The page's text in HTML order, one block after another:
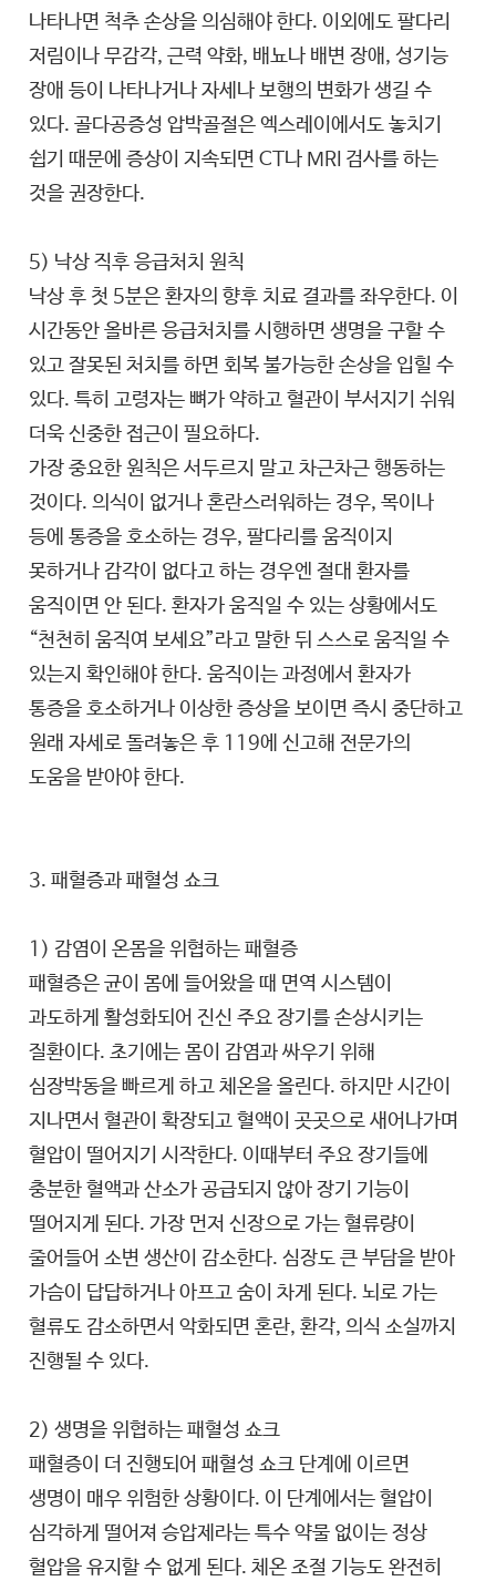
나타나면 척추 손상을 의심해야 한다. 이외에도 팔다리
저림이나 무감각, 근력 약화, 배뇨나 배변 장애, 성기능
장애 등이 나타나거나 자세나 보행의 변화가 생길 수
있다. 골다공증성 압박골절은 엑스레이에서도 놓치기
쉽기 때문에 증상이 지속되면 CT나 MRI 검사를 하는
것을 권장한다.
5) 낙상 직후 응급처치 원칙
낙상 후 첫 5분은 환자의 향후 치료 결과를 좌우한다. 이
시간동안 올바른 응급처치를 시행하면 생명을 구할 수
있고 잘못된 처치를 하면 회복 불가능한 손상을 입힐 수
있다. 특히 고령자는 뼈가 약하고 혈관이 부서지기 쉬워
더욱 신중한 접근이 필요하다.
가장 중요한 원칙은 서두르지 말고 차근차근 행동하는
것이다. 의식이 없거나 혼란스러워하는 경우, 목이나
등에 통증을 호소하는 경우, 팔다리를 움직이지
못하거나 감각이 없다고 하는 경우엔 절대 환자를
움직이면 안 된다. 환자가 움직일 수 있는 상황에서도
“천천히 움직여 보세요”라고 말한 뒤 스스로 움직일 수
있는지 확인해야 한다. 움직이는 과정에서 환자가
통증을 호소하거나 이상한 증상을 보이면 즉시 중단하고
원래 자세로 돌려놓은 후 119에 신고해 전문가의
도움을 받아야 한다.
3. 패혈증과 패혈성 쇼크
1) 감염이 온몸을 위협하는 패혈증
패혈증은 균이 몸에 들어왔을 때 면역 시스템이
과도하게 활성화되어 진신 주요 장기를 손상시키는
질환이다. 초기에는 몸이 감염과 싸우기 위해
심장박동을 빠르게 하고 체온을 올린다. 하지만 시간이
지나면서 혈관이 확장되고 혈액이 곳곳으로 새어나가며
혈압이 떨어지기 시작한다. 이때부터 주요 장기들에
충분한 혈액과 산소가 공급되지 않아 장기 기능이
떨어지게 된다. 가장 먼저 신장으로 가는 혈류량이
줄어들어 소변 생산이 감소한다. 심장도 큰 부담을 받아
가슴이 답답하거나 아프고 숨이 차게 된다. 뇌로 가는
혈류도 감소하면서 악화되면 혼란, 환각, 의식 소실까지
진행될 수 있다.
2) 생명을 위협하는 패혈성 쇼크
패혈증이 더 진행되어 패혈성 쇼크 단계에 이르면
생명이 매우 위험한 상황이다. 이 단계에서는 혈압이
심각하게 떨어져 승압제라는 특수 약물 없이는 정상
혈압을 유지할 수 없게 된다. 체온 조절 기능도 완전히